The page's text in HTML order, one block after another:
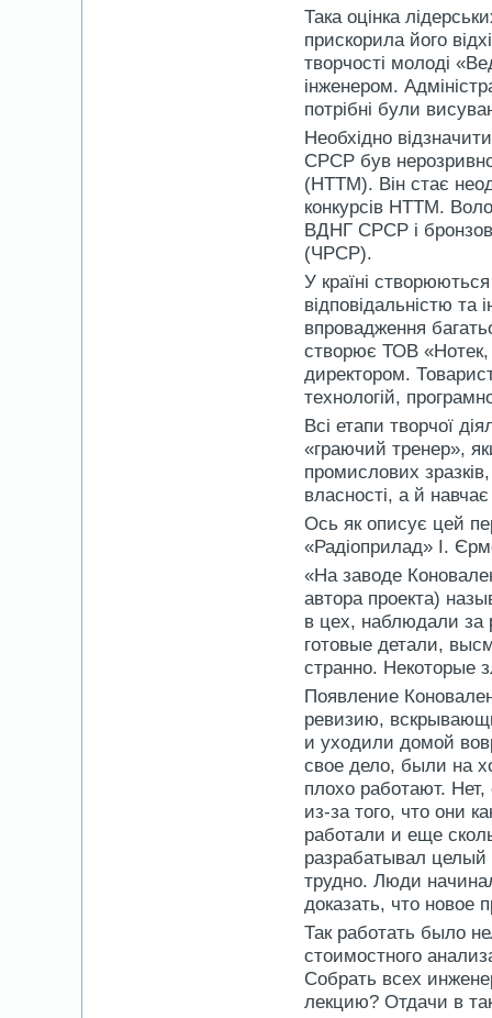
Така оцінка
прискорила його
творчості молоді
інженером.
потрібні були
Необхідно
СРСР був нерозривно
(НТТМ). Він стає
конкурсів НТТМ.
ВДНГ СРСР і
(ЧРСР).
У країні
відповідальністю та
впровадження
створює ТОВ
директором.
технологій,
Всі етапи творчої
«граючий тренер»,
промислових зразків,
власності, а й
Ось як описує цей
«Радіоприлад» І.
«На заводе
автора проекта)
в цех, наблюдали за
готовые детали,
странно. Некоторые
Появление
ревизию,
и уходили домой
свое дело, были на
плохо работают.
из-за того, что они
работали и еще
разрабатывал
трудно. Люди
доказать, что новое
Так работать было
стоимостного
Собрать всех
лекцию? Отдачи в